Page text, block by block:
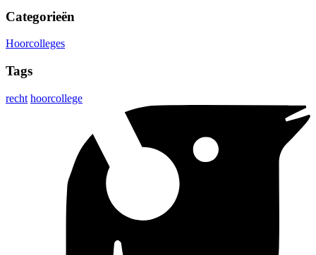
Categorieën
Hoorcolleges
Tags
recht hoorcollege